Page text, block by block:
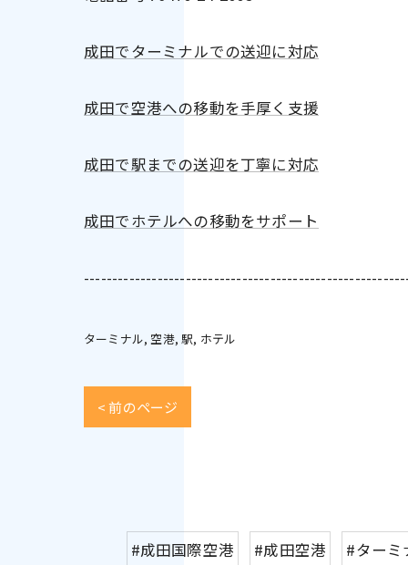
成田でターミナルでの送迎に対応
成田で空港への移動を手厚く支援
成田で駅までの送迎を丁寧に対応
成田でホテルへの移動をサポート
ターミナル 空港 駅 ホテル
< 前のページ
#成田国際空港 #成田空港 #ターミ